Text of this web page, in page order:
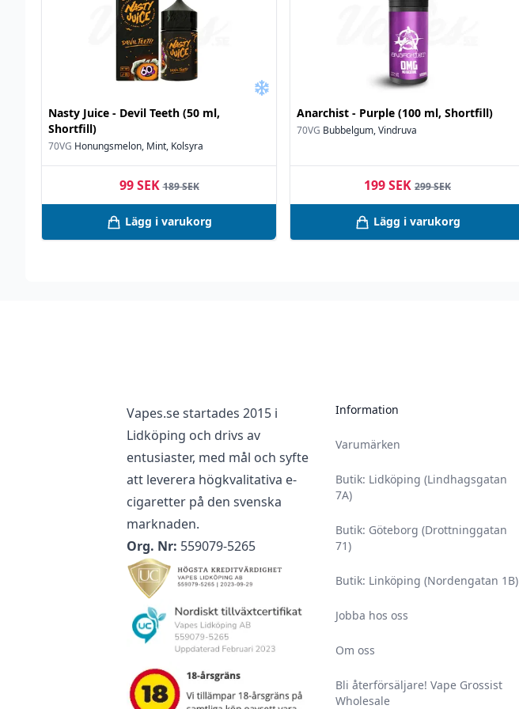
Nasty Juice - Devil Teeth (50 ml,
Shortfill)
70VG Honungsmelon, Mint, Kolsyra
99 SEK 189 SEK
Lägg i varukorg
Anarchist - Purple (100 ml, Shortfill)
70VG Bubbelgum, Vindruva
199 SEK 299 SEK
Lägg i varukorg
Vapes.se startades 2015 i
Lidköping och drivs av
entusiaster, med mål och syfte
att leverera högkvalitativa e-
cigaretter på den svenska
marknaden.
Org. Nr: 559079-5265
Information
Varumärken
Butik: Lidköping (Lindhagsgatan
7A)
Butik: Göteborg (Drottninggatan
71)
Butik: Linköping (Nordengatan 1B)
Jobba hos oss
Om oss
Bli återförsäljare! Vape Grossist
Wholesale